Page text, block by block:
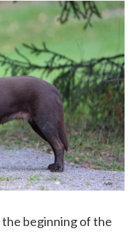
beginning of the